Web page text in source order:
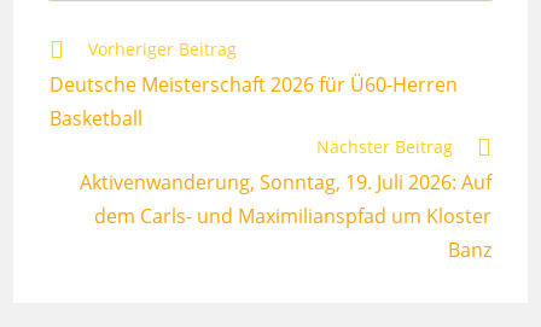
Weitere
ansehen
Vorheriger Beitrag
Deutsche Meisterschaft 2026 für Ü60-Herren
Basketball
Nächster Beitrag
Aktivenwanderung, Sonntag, 19. Juli 2026: Auf
dem Carls- und Maximilianspfad um Kloster
Banz